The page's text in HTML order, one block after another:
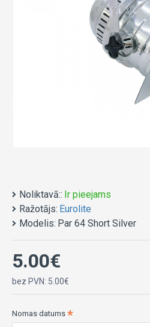
Noliktavā:: Ir pieejams
Ražotājs: Eurolite
Modelis: Par 64 Short Silver
5.00€
bez PVN: 5.00€
Nomas datums